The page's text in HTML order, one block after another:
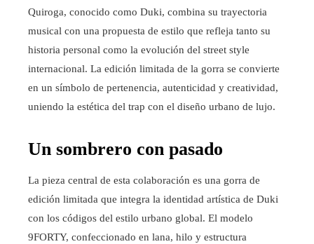
Quiroga, conocido como Duki, combina su trayectoria
musical con una propuesta de estilo que refleja tanto su
historia personal como la evolución del street style
internacional. La edición limitada de la gorra se convierte
en un símbolo de pertenencia, autenticidad y creatividad,
uniendo la estética del trap con el diseño urbano de lujo.
Un sombrero con pasado
La pieza central de esta colaboración es una gorra de
edición limitada que integra la identidad artística de Duki
con los códigos del estilo urbano global. El modelo
9FORTY, confeccionado en lana, hilo y estructura